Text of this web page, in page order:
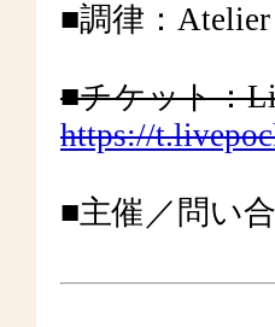
■調律：Atelier
■チケット：
https://
■主催／問い